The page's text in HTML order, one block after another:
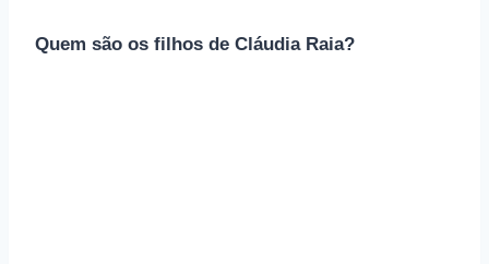
Quem são os filhos de Cláudia Raia?